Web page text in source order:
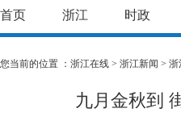
首页 浙江 时政
您当前的位置 ： 浙江在线 > 浙江新闻 > 浙
九月金秋到